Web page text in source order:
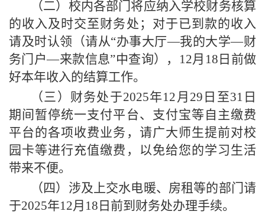
（二）校内各部门将应纳入学校财务核算
的收入及时交至财务处；对于已到款的收入
请及时认领（请从“办事大厅—我的大学—财
务门户—来款信息”中查询）
， 12月18 日前做
好本年收入的结算工作。
（三）财务处于2025年12月 29 日至31日
期间暂停统一支付平台、支付宝等自主缴费
平台的各项收费业务，请广大师生提前对校
园卡等进行充值缴费，以免给您的学习生活
带来不便。
（四）涉及上交水电暖、房租等的部门请
于2025年12月 18 日前到财务处办理手续。